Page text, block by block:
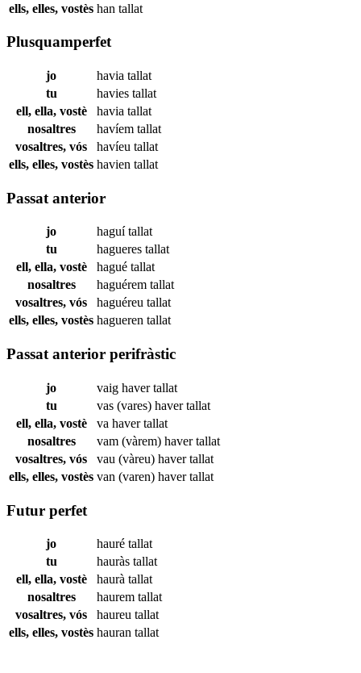
ells, elles, vostès han tallat
Plusquamperfet
jo havia tallat
tu
havies tallat
ell, ella, vostè
havia tallat
nosaltres
havíem tallat
vosaltres, vós
havíeu tallat
ells, elles, vostès havien tallat
Passat anterior
jo haguítallat
tu
hagueres tallat
ell, ella, vostè
hagué tallat
nosaltres
haguérem tallat
vosaltres, vós
haguéreu tallat
ells, elles, vostès hagueren tallat
Passat anterior perifràstic
jo vaig havertallat
tu
vas (vares) havertallat
ell, ella, vostè
va havertallat
nosaltres
vam (vàrem) havertallat
vosaltres, vós
vau (vàreu) havertallat
ells, elles, vostès van (varen) havertallat
Futur perfet
jo hauré tallat
tu
hauràs tallat
ell, ella, vostè
haurà tallat
nosaltres
haurem tallat
vosaltres, vós
haureu tallat
ells, elles, vostès hauran tallat